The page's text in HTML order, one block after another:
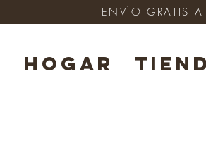
HOGAR
ENVÍO GRATIS